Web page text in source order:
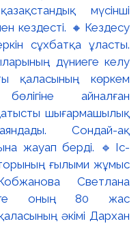
мүсінші
кездесті. 🔸Кездесу
сұхбатқа ұласты.
дүниеге келу
қаласының көркем
айналған
шығармашылық
Сондай-ақ
жауап берді. 🔹Іс-
ғылыми жұмыс
Светлана
оның 80 жас
әкімі Дархан